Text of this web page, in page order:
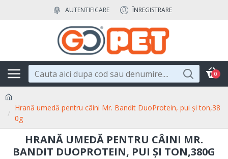
AUTENTIFICARE ÎNREGISTRARE
0
Hrană umedă pentru câini Mr. Bandit DuoProtein, pui și ton,38
0g
HRANĂ UMEDĂ PENTRU CÂINI MR.
BANDIT DUOPROTEIN, PUI ȘI TON,380G